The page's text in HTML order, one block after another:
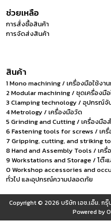
ช่วยเหลือ
การสั่งซื้อสินค้า
การจัดส่งสินค้า
สินค้า
1 Mono machining / เครื่องมือใช้งา
2 Modular machining / ชุดเครื่องมือ
3 Clamping technology / อุปกรณ์จั
4 Metrology / เครื่องมือวัด
5 Grinding and Cutting / เครื่องมือ
6 Fastening tools for screws / เครื่
7 Gripping, cutting, and striking
8 Hand and Assembly Tools / เค
9 Workstations and Storage / โต๊ะแ
0 Workshop accessories and
ทั่วไป และอุปกรณ์ความปลอดภัย
Copyright © 2026 บริษัท เอช.เอ็ม. กรุ๊
Powered by